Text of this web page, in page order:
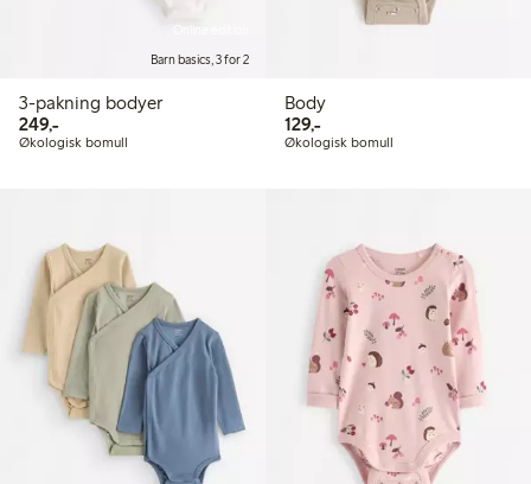
Barn basics, 3 for 2
3-pakning bodyer
249,-249,00 kr
Økologisk bomull
Body
129,-129,00 kr
Økologisk bomull